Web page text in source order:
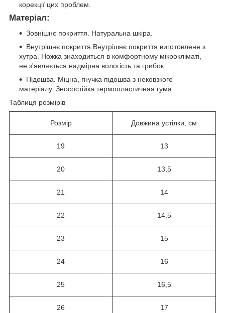
корекції цих проблем.
Матеріал:
Зовнішнє покриття. Натуральна шкіра.
Внутрішнє покриття.Внутрішнє покриття виготовлене з
хутра. Ножка знаходиться в комфортному мікрокліматі,
не з'являється надмірна вологість та грибок.
Підошва. Міцна, гнучка підошва з нековзкого
матеріалу. Зносостійка термопластичная гума.
Таблиця розмірів
Розмір Довжина устілки, см
19 13
20 13,5
21 14
22 14,5
23 15
24 16
25 16,5
26 17